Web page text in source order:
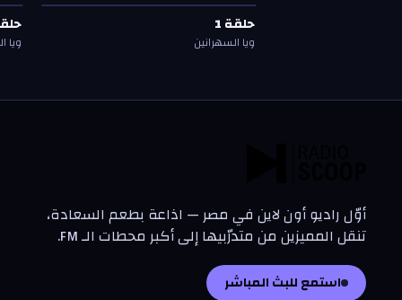
حلقة1
—ويا السهرانين حلقة 1 حلقة1
ويا السهرانين ويا
أوّل راديو أون لاين في مصر — اذاعة بطعم السعادة،
تنقل المميزين من متدرّبيها إلى أكبر محطات الـ FM.
استمع للبث المباشر